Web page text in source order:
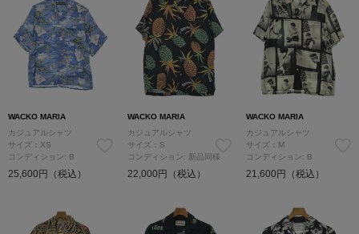
WACKO MARIA
カジュアルシャツ
サイズ：XS
コンディション: B
25,600円（税込）
WACKO MARIA
カジュアルシャツ
サイズ：S
コンディション: 新品同様
22,000円（税込）
WACKO MARIA
カジュアルシャツ
サイズ：M
コンディション: B
21,600円（税込）